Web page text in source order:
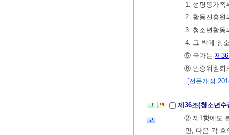
1. 성평등가족
2. 활동진흥원
3. 청소년활동
4. 그 밖에 청
⑤ 국가는 제
⑥ 인증위원회
[전문개정
제36조(청소년
② 제1항에도
만, 다음 각 호